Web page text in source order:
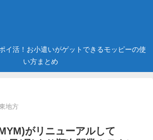
イ活！お小遣いがゲットできるモッピーの使
い方まとめ
地方
がリニューアルして